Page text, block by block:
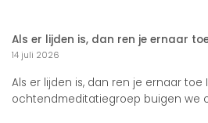
Als er lijden is, dan ren je ernaar
14 juli 2026
Als er lijden is, dan ren je ernaar toe
ochtendmeditatiegroep buigen we